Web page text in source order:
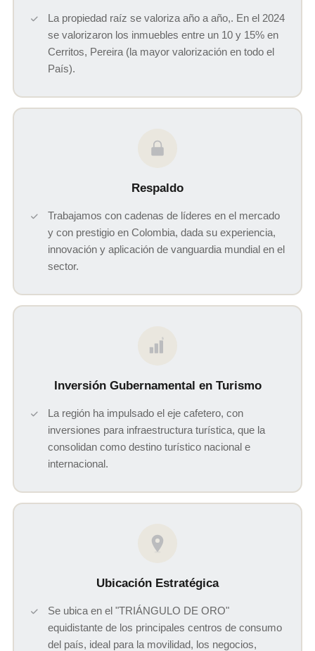
La propiedad raíz se valoriza año a año,. En el 2024
se valorizaron los inmuebles entre un 10 y 15% en
Cerritos, Pereira (la mayor valorización en todo el
País).
Respaldo
Trabajamos con cadenas de líderes en el mercado
y con prestigio en Colombia, dada su experiencia,
innovación y aplicación de vanguardia mundial en el
sector.
$
Inversión Gubernamental en Turismo
La región ha impulsado el eje cafetero, con
inversiones para infraestructura turística, que la
consolidan como destino turístico nacional e
internacional.
Ubicación Estratégica
Se ubica en el "TRIÁNGULO DE ORO"
equidistante de los principales centros de consumo
del país, ideal para la movilidad, los negocios,